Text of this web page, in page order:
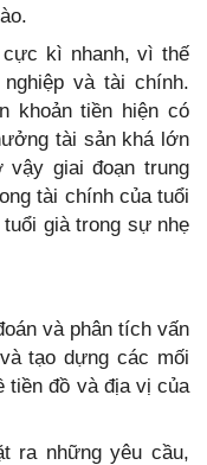
kì nhanh, vì thế
và tài chính.
khoản tiền hiện có
tài sản khá lớn
giai đoạn trung
tài chính của tuổi
già trong sự nhẹ
và phân tích vấn
tạo dựng các mối
tiền đồ và địa vị của
ra những yêu cầu,